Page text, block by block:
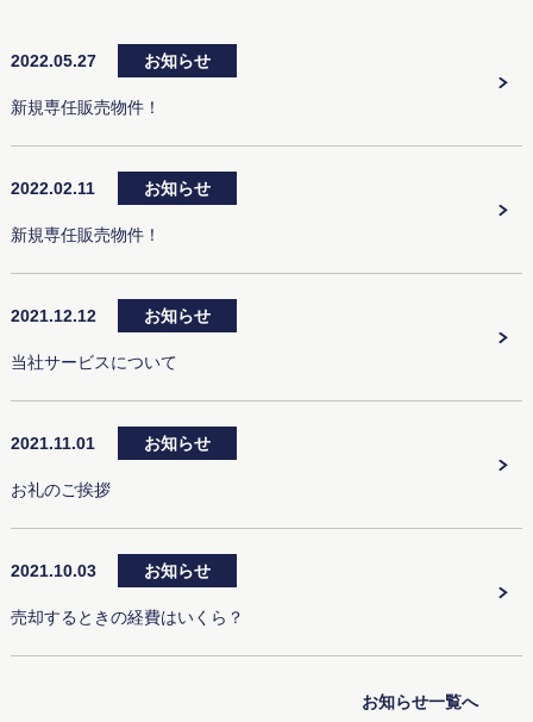
2022.05.27 お知らせ
新規専任販売物件！
2022.02.11 お知らせ
新規専任販売物件！
2021.12.12 お知らせ
当社サービスについて
2021.11.01 お知らせ
お礼のご挨拶
2021.10.03 お知らせ
売却するときの経費はいくら？
お知らせ一覧へ